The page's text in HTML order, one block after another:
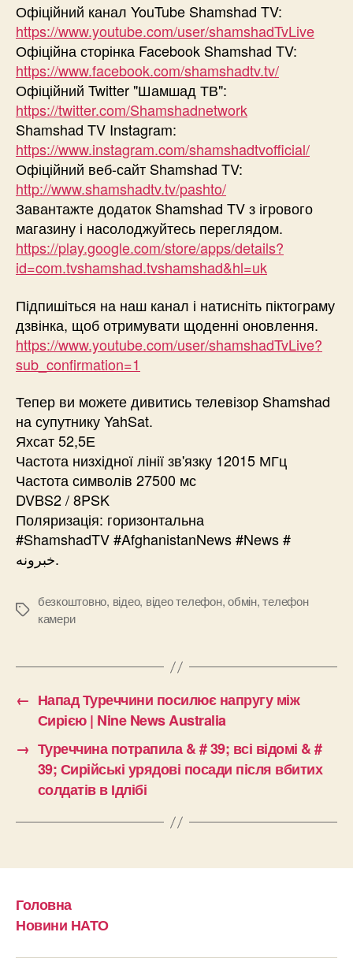
Офіційний канал YouTube Shamshad TV:
https://www.youtube.com/user/shamshadTvLive
Офіційна сторінка Facebook Shamshad TV:
https://www.facebook.com/shamshadtv.tv/
Офіційний Twitter "Шамшад ТВ":
https://twitter.com/Shamshadnetwork
Shamshad TV Instagram:
https://www.instagram.com/shamshadtvofficial/
Офіційний веб-сайт Shamshad TV:
http://www.shamshadtv.tv/pashto/
Завантажте додаток Shamshad TV з ігрового
магазину і насолоджуйтесь переглядом.
https://play.google.com/store/apps/details?
id=com.tvshamshad.tvshamshad&hl=uk
Підпишіться на наш канал і натисніть піктограму
дзвінка, щоб отримувати щоденні оновлення.
https://www.youtube.com/user/shamshadTvLive?
sub_confirmation=1
Тепер ви можете дивитись телевізор Shamshad
на супутнику YahSat.
Яхсат 52,5Е
Частота низхідної лінії зв'язку 12015 МГц
Частота символів 27500 мс
DVBS2 / 8PSK
Поляризація: горизонтальна
#ShamshadTV #AfghanistanNews #News #
خبرونه.
Позначки
безкоштовно, відео, відео телефон,обмін,телефон
камери
← Напад Туреччини посилює напругу між
Сирією | Nine News Australia
→ Туреччина потрапила & # 39; всі відомі & #
39; Сирійські урядові посади після вбитих
солдатів в Ідлібі
Головна
Новини НАТО